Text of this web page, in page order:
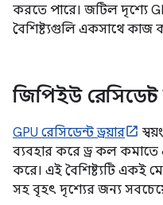
করতে পারে। জটিল দৃশ্যে
বৈশিষ্ট্যগুলি একসাথে কাজ
জিপিইউ রেসিডেন্ট
GPU রেসিডেন্ট ড্রয়ার
ব্যবহার করে ড্র কল কমাতে
করে। এই বৈশিষ্ট্যটি একই
সহ বৃহৎ দৃশ্যের জন্য